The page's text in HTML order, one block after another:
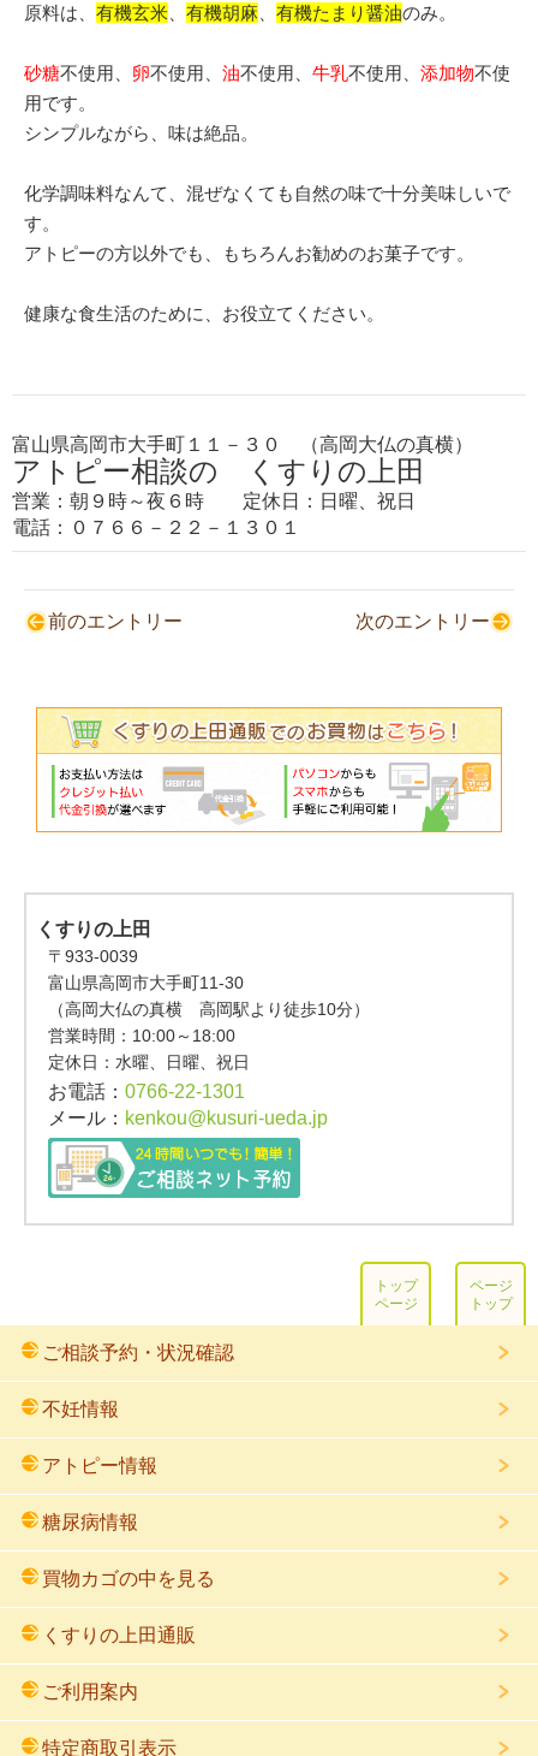
原料は、 有機玄米 有機胡麻 有機たまり醤油のみ。
砂糖不使用、 卵不使用、 油不使用、 牛乳不使用、 添加物不使
用です。
シンプルながら、味は絶品。
化学調味料なんて、混ぜなくても自然の味で十分美味しいで
す。
アトピーの方以外でも、もちろんお勧めのお菓子です。
健康な食生活のために、お役立てください。
富山県高岡市大手町１１－３０ （高岡大仏の真横）
アトピー相談の くすりの上田
営業：朝９時～夜６時 定休日：日曜、祝日
電話：０７６６－２２－１３０１
前のエントリー 次のエントリー
くすりの上田
〒933-0039
富山県高岡市大手町11-30
（高岡大仏の真横 高岡駅より徒歩10分）
営業時間： 10:00～18:00
定休日：水曜、日曜、祝日
お電話： 0766-22-1301
メール： kenkou@kusuri-ueda.jp
ページ
トップ
トップ
ページ
ご相談予約・状況確認
不妊情報
アトピー情報
糖尿病情報
買物カゴの中を見る
くすりの上田通販
ご利用案内
特定商取引表示